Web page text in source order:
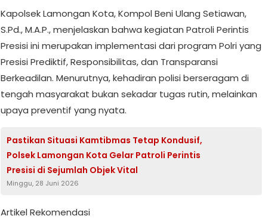
Kapolsek Lamongan Kota, Kompol Beni Ulang Setiawan,
S.Pd., M.A.P., menjelaskan bahwa kegiatan Patroli Perintis
Presisi ini merupakan implementasi dari program Polri yang
Presisi Prediktif, Responsibilitas, dan Transparansi
Berkeadilan. Menurutnya, kehadiran polisi berseragam di
tengah masyarakat bukan sekadar tugas rutin, melainkan
upaya preventif yang nyata.
Pastikan Situasi Kamtibmas Tetap Kondusif,
Polsek Lamongan Kota Gelar Patroli Perintis
Presisi di Sejumlah Objek Vital
Minggu, 28 Juni 2026
Artikel Rekomendasi